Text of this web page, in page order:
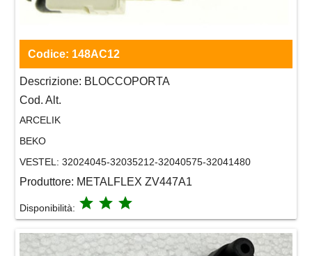
Codice: 148AC12
Descrizione: BLOCCOPORTA
Cod. Alt.
ARCELIK
BEKO
VESTEL: 32024045-32035212-32040575-32041480
Produttore: METALFLEX ZV447A1
Disponibilità: grade grade grade